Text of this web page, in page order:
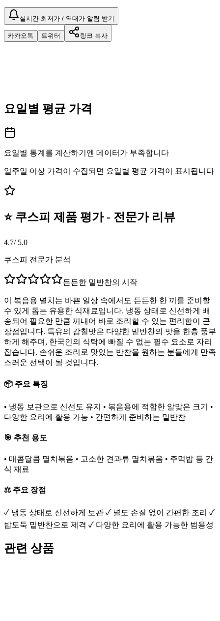
실시간 최저가 / 역대가 알림 받기
카카오톡 트위터 링크 복사
요일별 평균 가격
요일별 통계를 계산하기엔 데이터가 부족합니다
일주일 이상 가격이 수집되면 요일별 평균 가격이 표시됩니다
⭐ 쿠스피 제품 평가 - 전문가 리뷰
4.7/ 5.0
쿠스피 전문가 분석
든든한 밑반찬의 시작
이 볶음용 멸치는 바쁜 일상 속에서도 든든한 한 끼를 준비할
수 있게 돕는 유용한 식재료입니다. 냉동 상태로 신선하게 배
송되어 필요한 만큼 꺼내어 바로 조리할 수 있는 편리함이 큰
장점입니다. 특유의 감칠맛은 다양한 밑반찬의 맛을 한층 풍부
하게 해주며, 한국인의 식탁에 빠질 수 없는 필수 요소로 자리
잡습니다. 손쉬운 조리로 맛있는 반찬을 원하는 분들에게 만족
스러운 선택이 될 것입니다.
📦 주요 특징
• 냉동 보관으로 신선도 유지 • 볶음용에 적합한 알맞은 크기 •
다양한 요리에 활용 가능 • 간편하게 준비하는 밑반찬
🎯 추천 용도
• 매콤달콤 멸치볶음 • 고소한 견과류 멸치볶음 • 주먹밥 등 간
식 재료
⚖️ 주요 장점
✓ 냉동 상태로 신선하게 보관 ✓ 별도 손질 없이 간편한 조리 ✓
밥도둑 밑반찬으로 제격 ✓ 다양한 요리에 활용 가능한 범용성
관련 상품